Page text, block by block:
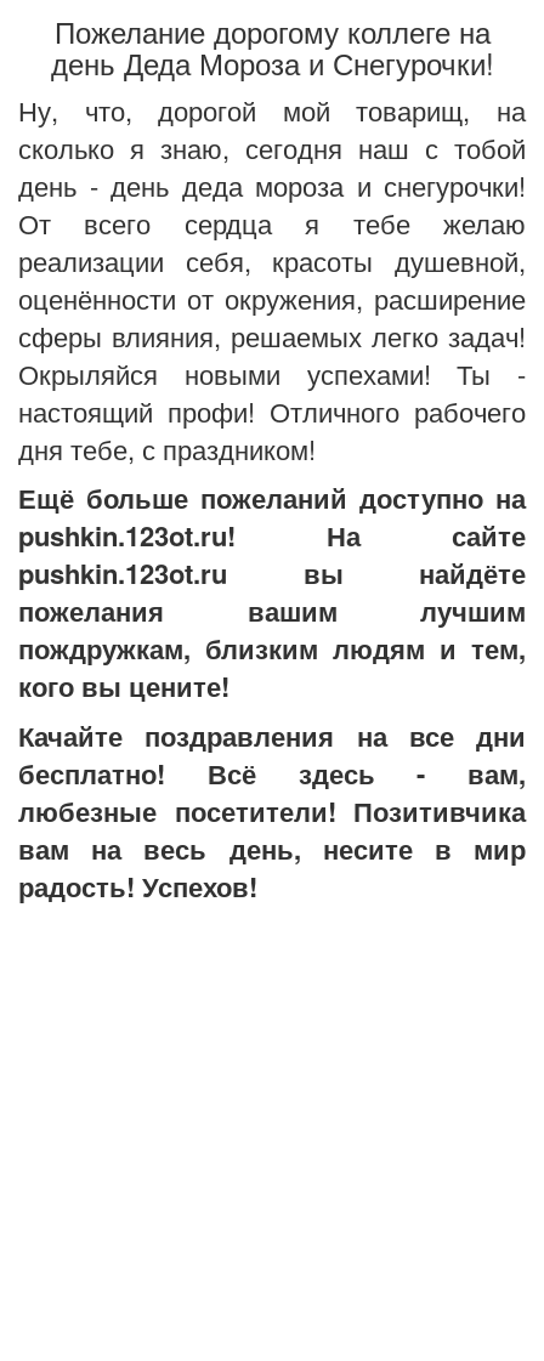
Пожелание дорогому коллеге на
день Деда Мороза и Снегурочки!
Ну, что, дорогой мой товарищ, на
сколько я знаю, сегодня наш с тобой
день - день деда мороза и снегурочки!
От всего сердца я тебе желаю
реализации себя, красоты душевной,
оценённости от окружения, расширение
сферы влияния, решаемых легко задач!
Окрыляйся новыми успехами! Ты -
настоящий профи! Отличного рабочего
дня тебе, с праздником!
Ещё больше пожеланий доступно на
pushkin.123ot.ru! На сайте
pushkin.123ot.ru вы найдёте
пожелания вашим лучшим
пождружкам, близким людям и тем,
кого вы цените!
Качайте поздравления на все дни
бесплатно! Всё здесь - вам,
любезные посетители! Позитивчика
вам на весь день, несите в мир
радость! Успехов!